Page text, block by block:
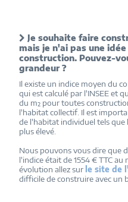
Je souhaite faire
mais je n'ai pas une
construction. Pouvez-
grandeur ?
Il existe un indice moyen du
qui est calculé par l'INSEE et
du m² pour toutes
l'habitat collectif. Il est
de l'habitat individuel tels que
plus élevé.
Nous pouvons vous dire que
l'indice était de 1554 € TTC au
évolution allez sur le site de
difficile de construire avec un